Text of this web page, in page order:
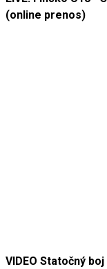
(online prenos)
VIDEO Statočný